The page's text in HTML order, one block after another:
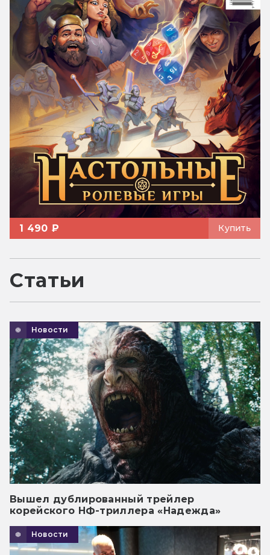
1 490 ₽ Купить
Статьи
Новости
Вышел дублированный трейлер
корейского НФ-триллера «Надежда»
Новости